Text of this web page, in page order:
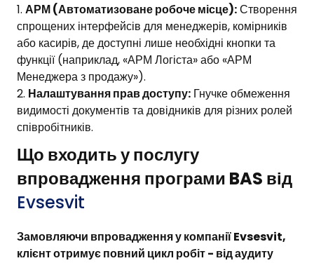
АРМ (Автоматизоване робоче місце):Створення
спрощених інтерфейсів для менеджерів, комірників
або касирів, де доступні лише необхідні кнопки та
функції (наприклад, «АРМ Логіста» або «АРМ
Менеджера з продажу»).
Налаштування прав доступу: Гнучке обмеження
видимості документів та довідників для різних ролей
співробітників.
Що входить у послугу
впровадження програми BAS від
Evsesvit
Замовляючи впровадження у компанії Evsesvit,
клієнт отримує повний цикл робіт - від аудиту